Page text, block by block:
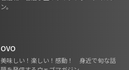
ン。
OVO
美味しい！楽しい！感動！ 身近で旬な話